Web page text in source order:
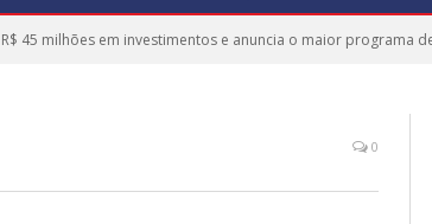
45 milhões em investimentos e anuncia o maior programa
0